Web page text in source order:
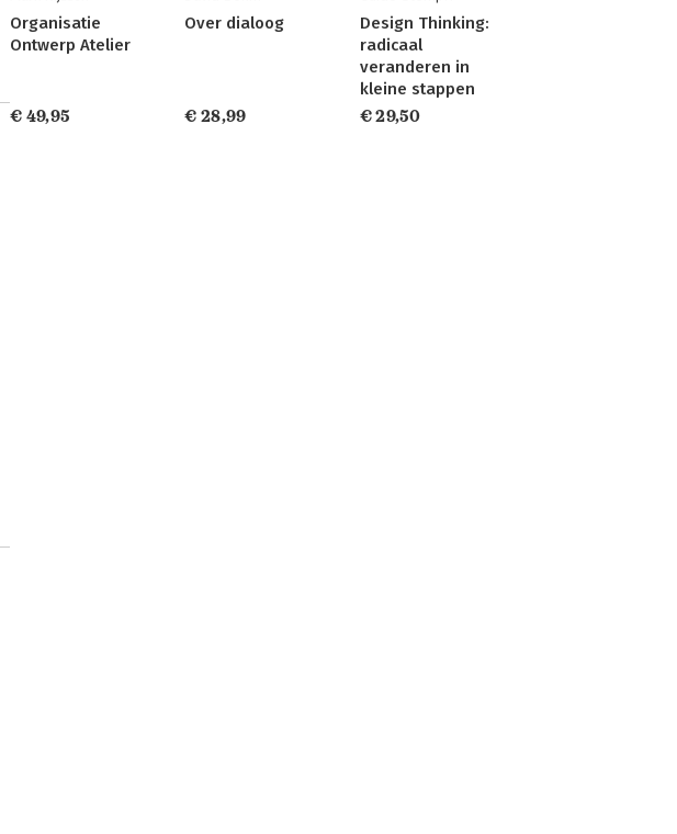
Organisatie
Ontwerp Atelier
€ 49,95
Over dialoog
€ 28,99
Design Thinking:
radicaal
veranderen in
kleine stappen
€ 29,50